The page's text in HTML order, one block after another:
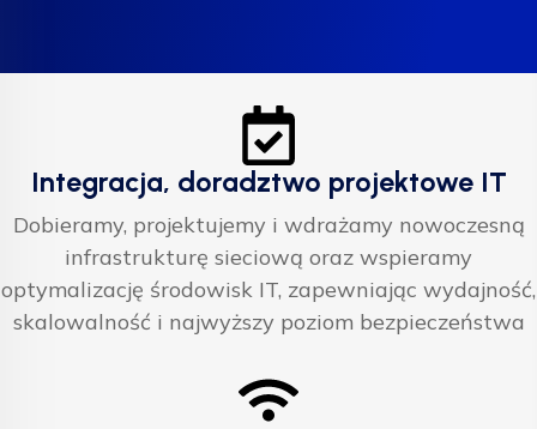
Integracja, doradztwo projektowe IT
Dobieramy, projektujemy i wdrażamy nowoczesną
infrastrukturę sieciową oraz wspieramy
optymalizację środowisk IT, zapewniając wydajność,
skalowalność i najwyższy poziom bezpieczeństwa